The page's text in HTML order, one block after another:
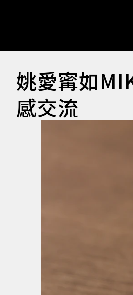
姚愛寗如
感交流